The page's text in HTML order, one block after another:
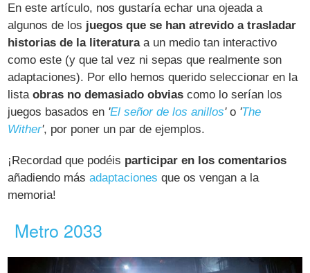
En este artículo, nos gustaría echar una ojeada a
algunos de los juegos que se han atrevido a trasladar
historias de la literaturaa un medio tan interactivo
como este (y que tal vez ni sepas que realmente son
adaptaciones). Por ello hemos querido seleccionar en la
listaobras no demasiado obvias como lo serían los
juegos basados en 'El señor de los anillos'o 'The
Wither', por poner un par de ejemplos.
¡Recordad que podéis participar en los comentarios
añadiendo másadaptaciones que os vengan a la
memoria!
Metro 2033